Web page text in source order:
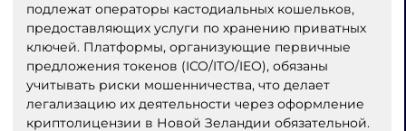
подлежат операторы кастодиальных кошельков,
предоставляющих услуги по хранению приватных
ключей. Платформы, организующие первичные
предложения токенов (ICO/ITO/IEO), обязаны
учитывать риски мошенничества, что делает
легализацию их деятельности через оформление
криптолицензии в Новой Зеландии обязательной.